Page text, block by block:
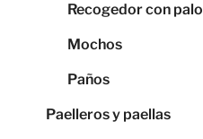
Recogedor con palo
Mochos
Paños
Paelleros y paellas